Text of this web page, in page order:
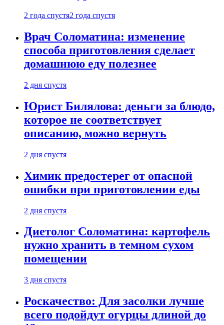
2 года спустя2 года спустя
Врач Соломатина: изменение
способа приготовления сделает
домашнюю еду полезнее
2 дня спустя
Юрист Билялова: деньги за блюдо,
которое не соответствует
описанию, можно вернуть
2 дня спустя
Химик предостерег от опасной
ошибки при приготовлении еды
2 дня спустя
Диетолог Соломатина: картофель
нужно хранить в темном сухом
помещении
3 дня спустя
Роскачество: Для засолки лучше
всего подойдут огурцы длиной до